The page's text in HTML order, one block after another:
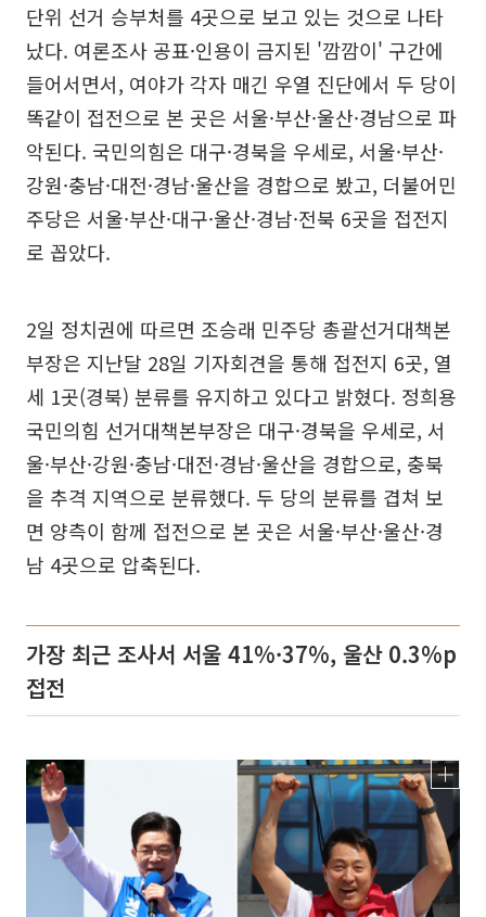
단위 선거 승부처를 4곳으로 보고 있는 것으로 나타
났다. 여론조사 공표·인용이 금지된 '깜깜이' 구간에
들어서면서, 여야가 각자 매긴 우열 진단에서 두 당이
똑같이 접전으로 본 곳은 서울·부산·울산·경남으로 파
악된다. 국민의힘은 대구·경북을 우세로, 서울·부산·
강원·충남·대전·경남·울산을 경합으로 봤고, 더불어민
주당은 서울·부산·대구·울산·경남·전북 6곳을 접전지
로 꼽았다.
2일 정치권에 따르면 조승래 민주당 총괄선거대책본
부장은 지난달 28일 기자회견을 통해 접전지 6곳, 열
세 1곳(경북) 분류를 유지하고 있다고 밝혔다. 정희용
국민의힘 선거대책본부장은 대구·경북을 우세로, 서
울·부산·강원·충남·대전·경남·울산을 경합으로, 충북
을 추격 지역으로 분류했다. 두 당의 분류를 겹쳐 보
면 양측이 함께 접전으로 본 곳은 서울·부산·울산·경
남 4곳으로 압축된다.
가장 최근 조사서 서울 41%·37%, 울산 0.3%p
접전